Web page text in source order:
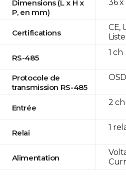
Dimensions (L x H x
P, en mm)
Certifications
RS-485
Protocole de
transmission RS-485
Entrée
Relai
Alimentation
36 x
CE,
1 ch
2 ch
1